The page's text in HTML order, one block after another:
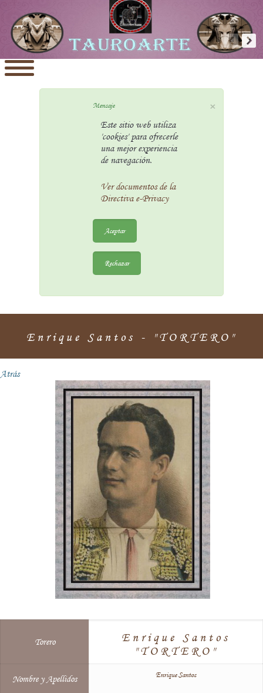
×
Mensaje
Este sitio web utiliza
'cookies' para ofrecerle
una mejor experiencia
de navegación.
Ver documentos de la
Directiva e-Privacy
Aceptar
Rechazar
Enrique Santos - "TORTERO"
Atrás
Torero
Enrique Santos
"TORTERO"
Nombre y Apellidos Enrique Santos